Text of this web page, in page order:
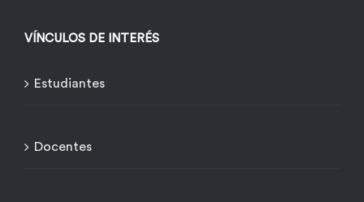
VÍNCULOS DE INTERÉS
Estudiantes
Docentes